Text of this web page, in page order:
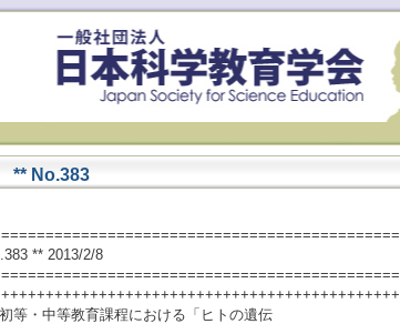
** No.383
** 2013/2/8
・中等教育課程における「ヒトの遺伝